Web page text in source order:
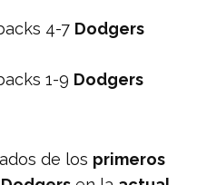
4-7 Dodgers
1-9 Dodgers
de los primeros